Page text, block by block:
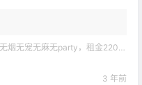
，租金2200不包水电有意短信联系2508858496
3 年前